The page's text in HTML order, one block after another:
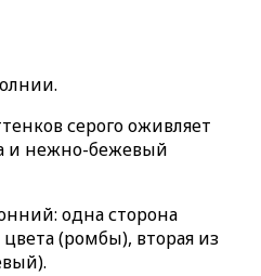
серого оживляет
и нежно-бежевый
одна сторона
(ромбы), вторая из